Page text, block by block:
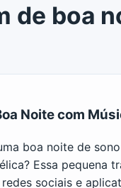
de boa
Noite com
boa noite de
Essa pequena
sociais e